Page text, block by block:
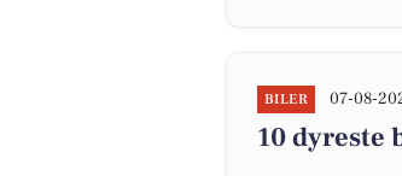
BILER 07-08-
10 dyreste